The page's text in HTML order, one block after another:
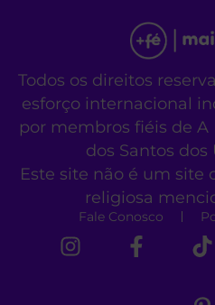
Todos os direitos
esforço internacional
por membros fiéis de A
dos Santos dos
Este site não é um site
religiosa
Fale Conosco